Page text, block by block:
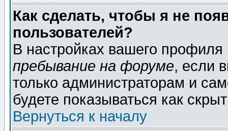
Как сделать, чтобы я не
пользователей?
В настройках вашего
пребывание на форуме, если
только администраторам и
будете показываться как
Вернуться к началу